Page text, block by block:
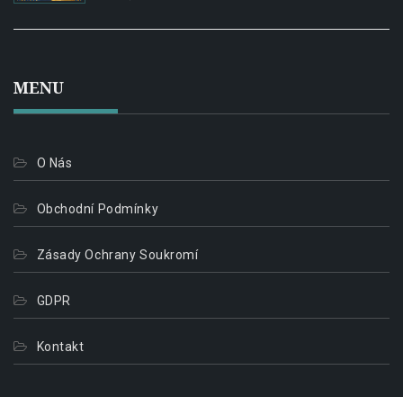
MENU
O Nás
Obchodní Podmínky
Zásady Ochrany Soukromí
GDPR
Kontakt